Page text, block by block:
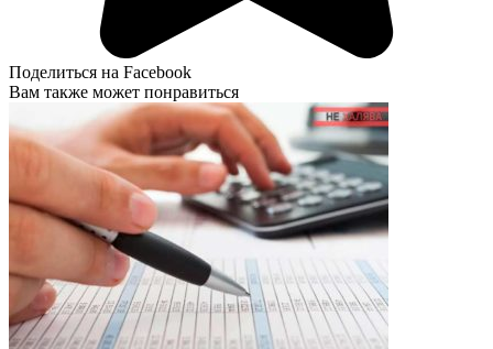
Поделиться на Facebook
Вам также может понравиться